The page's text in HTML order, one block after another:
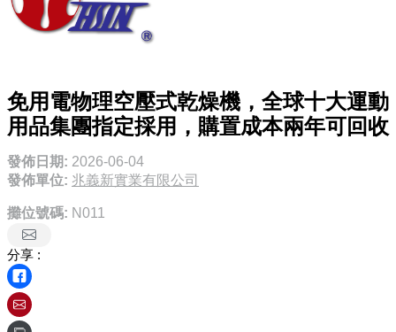
免用電物理空壓式乾燥機，全球十大運動
用品集團指定採用，購置成本兩年可回收
發佈日期: 2026-06-04
發佈單位: 兆義新實業有限公司
攤位號碼: N011
分享 :